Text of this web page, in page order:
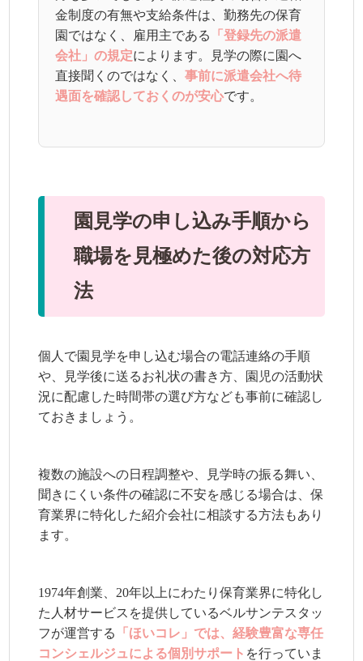
金制度の有無や支給条件は、勤務先の保育
園ではなく、雇用主である
「登録先の派遣
会社」の規定によります。見学の際に園へ
直接聞くのではなく、事前に派遣会社へ待
遇面を確認しておくのが安心です。
園見学の申し込み手順から
職場を見極めた後の対応方
法
個人で園見学を申し込む場合の電話連絡の手順
や、見学後に送るお礼状の書き方、園児の活動状
況に配慮した時間帯の選び方なども事前に確認し
ておきましょう。
複数の施設への日程調整や、見学時の振る舞い、
聞きにくい条件の確認に不安を感じる場合は、保
育業界に特化した紹介会社に相談する方法もあり
ます。
1974年創業、20年以上にわたり保育業界に特化し
た人材サービスを提供しているベルサンテスタッ
フが運営する
「ほいコレ」では、経験豊富な専任
コンシェルジュによる個別サポート を行っていま